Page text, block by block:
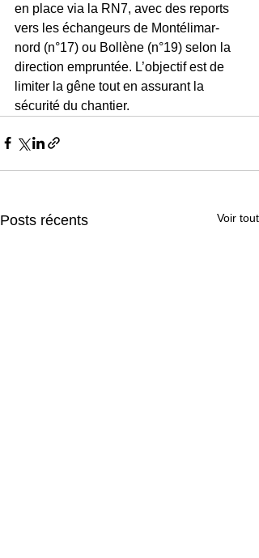
en place via la RN7, avec des reports
vers les échangeurs de Montélimar-
nord (n°17) ou Bollène (n°19) selon la
direction empruntée. L’objectif est de
limiter la gêne tout en assurant la
sécurité du chantier.
Posts récents Voir tout